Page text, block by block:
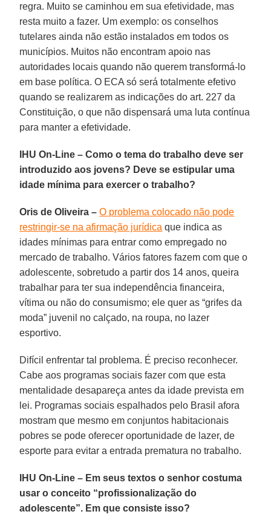
regra. Muito se caminhou em sua efetividade, mas
resta muito a fazer. Um exemplo: os conselhos
tutelares ainda não estão instalados em todos os
municípios. Muitos não encontram apoio nas
autoridades locais quando não querem transformá-lo
em base política. O ECA só será totalmente efetivo
quando se realizarem as indicações do art. 227 da
Constituição, o que não dispensará uma luta contínua
para manter a efetividade.
IHU On-Line – Como o tema do trabalho deve ser
introduzido aos jovens? Deve se estipular uma
idade mínima para exercer o trabalho?
Oris de Oliveira – O problema colocado não pode
restringir-se na afirmação jurídica que indica as
idades mínimas para entrar como empregado no
mercado de trabalho. Vários fatores fazem com que o
adolescente, sobretudo a partir dos 14 anos, queira
trabalhar para ter sua independência financeira,
vítima ou não do consumismo; ele quer as “grifes da
moda” juvenil no calçado, na roupa, no lazer
esportivo.
Difícil enfrentar tal problema. É preciso reconhecer.
Cabe aos programas sociais fazer com que esta
mentalidade desapareça antes da idade prevista em
lei. Programas sociais espalhados pelo Brasil afora
mostram que mesmo em conjuntos habitacionais
pobres se pode oferecer oportunidade de lazer, de
esporte para evitar a entrada prematura no trabalho.
IHU On-Line – Em seus textos o senhor costuma
usar o conceito “profissionalização do
adolescente”. Em que consiste isso?